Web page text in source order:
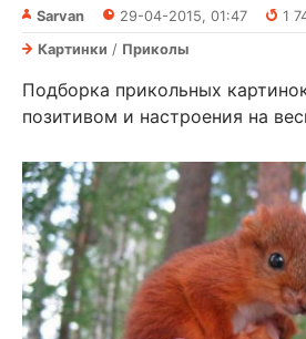
Sarvan 29-04-2015, 01:47
1
Картинки / Приколы
Подборка прикольных
позитивом и настроения на